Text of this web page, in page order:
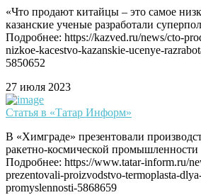
«Что продают китайцы – это самое
казанские ученые разработали
Подробнее: https://kazved.ru/news/cto-
nizkoe-kacestvo-kazanskie-ucenye-
5850652
27 июля 2023
Статья в «Татар Информ»
В «Химграде» презентовали
ракетно-космической промышленности
Подробнее: https://www.tatar-inform.ru/
prezentovali-proizvodstvo-termoplasta-
promyslennosti-5868659